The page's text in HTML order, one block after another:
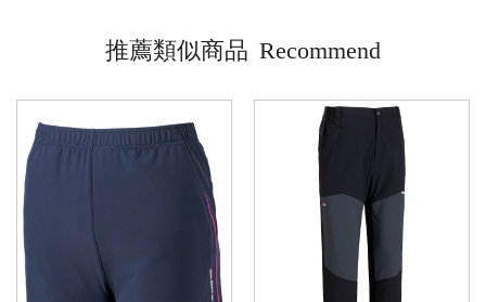
推薦類似商品 Recommend